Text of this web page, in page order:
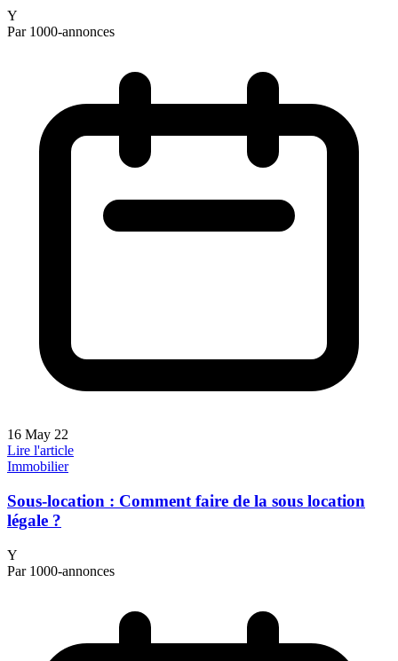
Y
Par 1000-annonces
16 May 22
Lire l'article
Immobilier
Sous-location : Comment faire de la sous location
légale ?
Y
Par 1000-annonces